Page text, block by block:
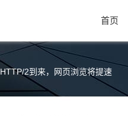
首页
HTTP/2到来，网页浏览将提速